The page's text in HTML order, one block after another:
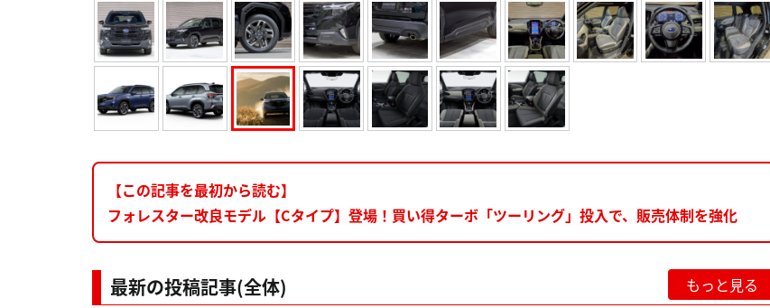
【この記事を最初から読む】
フォレスター改良モデル【Cタイプ】登場！買い得ターボ「ツーリング」投入で、販売体制を強化
最新の投稿記事(全体) もっと見る